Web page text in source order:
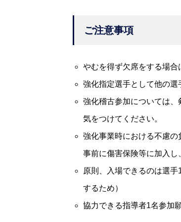
ご注意事項
やむを得ず欠席をする場合
強化指定選手として他の選
強化稽古参加については
気をつけてください。
強化事業時における不慮の
事前に傷害保険等に加入し
原則、入場できるのは選
するため）
協力できる指導者1名参加